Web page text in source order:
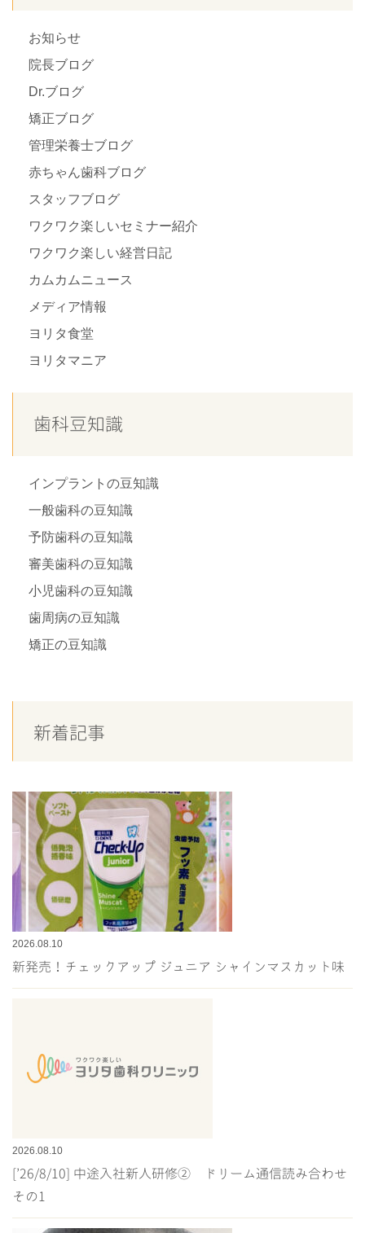
お知らせ
院長ブログ
Dr.ブログ
矯正ブログ
管理栄養士ブログ
赤ちゃん歯科ブログ
スタッフブログ
ワクワク楽しいセミナー紹介
ワクワク楽しい経営日記
カムカムニュース
メディア情報
ヨリタ食堂
ヨリタマニア
歯科豆知識
インプラントの豆知識
一般歯科の豆知識
予防歯科の豆知識
審美歯科の豆知識
小児歯科の豆知識
歯周病の豆知識
矯正の豆知識
新着記事
2026.08.10
新発売！チェックアップ ジュニア シャインマスカット味
2026.08.10
[’26/8/10] 中途入社新人研修② ドリーム通信読み合わせ
その1